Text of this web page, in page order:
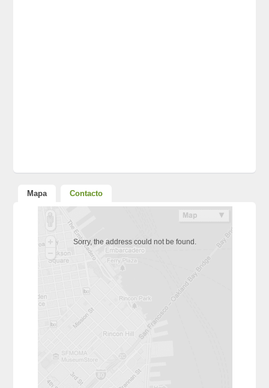
Mapa Contacto
Sorry, the address could not be found.